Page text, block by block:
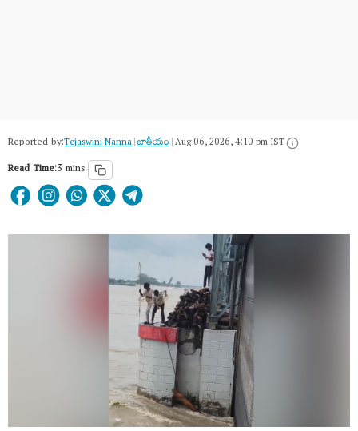
Reported by:Tejaswini Nanna|జాతీయం|Aug 06, 2026, 4:10 pm IST
Read Time:3 mins